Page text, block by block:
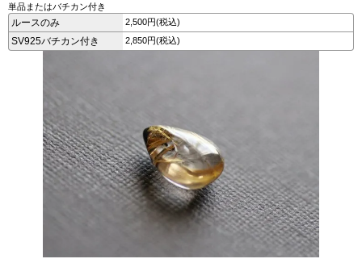
単品またはバチカン付き
ルースのみ 2,500円(税込)
SV925バチカン付き 2,850円(税込)